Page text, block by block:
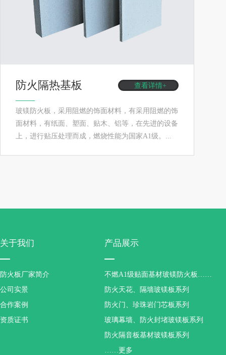
防火隔热基板
玻镁防火板，采用阻燃的饰面材料，有采用阻燃的饰
面材料，有纸面、塑面、贴木、铝等，在先进的设备
上，进行贴压处理而成，燃烧性能为国家A1级。...
关于我们
防火板厂家简介
公司实景
合作案例
资质证书
产品展示
不燃A1级贴面基材玻镁防火板……
防火天花、隔墙玻镁板系列
防火门、珍珠岩门芯板系列
玻璃幕墙、防火封堵玻镁板系列
防火隔音板基材玻镁板系列
……更多